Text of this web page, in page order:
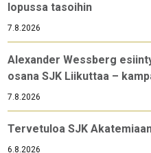
lopussa tasoihin
7.8.2026
Alexander Wessberg
osana SJK Liikuttaa –
7.8.2026
Tervetuloa SJK
6.8.2026